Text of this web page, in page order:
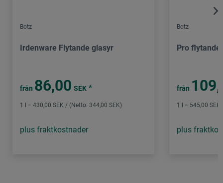
Botz
Irdenware Flytande glasyr
från 86,00 SEK *
1 l = 430,00 SEK / (Netto: 344,00 SEK)
plus fraktkostnader
Botz
Pro flytande
från
1 l = 545,00
plus